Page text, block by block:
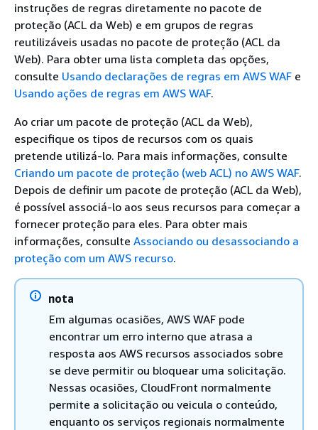
instruções de regras diretamente no pacote de
proteção (ACL da Web) e em grupos de regras
reutilizáveis usadas no pacote de proteção (ACL da
Web). Para obter uma lista completa das opções,
consulte Usando declarações de regras em AWS WAF e
Usando ações de regras em AWS WAF.
Ao criar um pacote de proteção (ACL da Web),
especifique os tipos de recursos com os quais
pretende utilizá-lo. Para mais informações, consulte
Criando um pacote de proteção (web ACL) no AWS WAF.
Depois de definir um pacote de proteção (ACL da Web),
é possível associá-lo aos seus recursos para começar a
fornecer proteção para eles. Para obter mais
informações, consulte Associando ou desassociando a
proteção com um AWS recurso.
nota
Em algumas ocasiões, AWS WAF pode
encontrar um erro interno que atrasa a
resposta aos AWS recursos associados sobre
se deve permitir ou bloquear uma solicitação.
Nessas ocasiões, CloudFront normalmente
permite a solicitação ou veicula o conteúdo,
enquanto os serviços regionais normalmente